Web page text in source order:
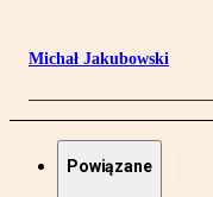
Michał Jakubowski
Powiązane